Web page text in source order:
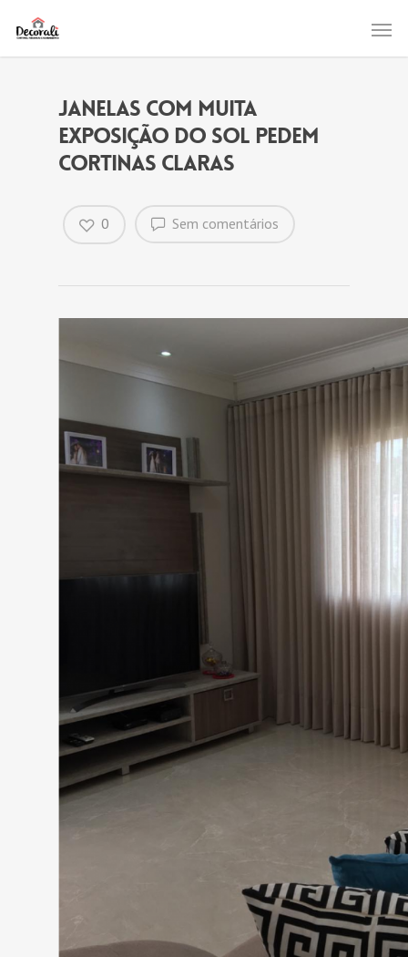
Janelas com muita
exposição do sol pedem
cortinas claras
Sem comentários
0